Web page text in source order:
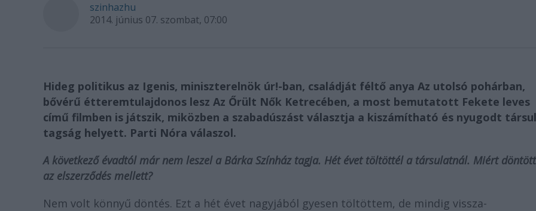
szinhazhu
2014. június 07. szombat, 07:00
Hideg politikus az Igenis, miniszterelnök úr!-ban, családját féltő anya Az utolsó pohárban,
bővérű étteremtulajdonos lesz Az Őrült Nők Ketrecében, a most bemutatott Fekete leves
című filmben is játszik, miközben a szabadúszást választja a kiszámítható és nyugodt
tagság helyett. Parti Nóra válaszol.
A következő évadtól már nem leszel a Bárka Színház tagja. Hét évet töltöttél a társulatnál. Miért
az elszerződés mellett?
Nem volt könnyű döntés. Ezt a hét évet nagyjából gyesen töltöttem, de mindig vissza-